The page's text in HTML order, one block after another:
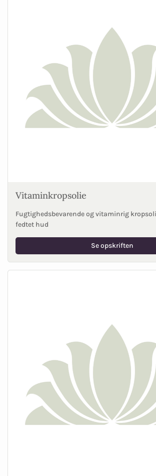
Vitaminkropsolie
Fugtighedsbevarende og vitaminrig
fedtet hud
Se opskriften